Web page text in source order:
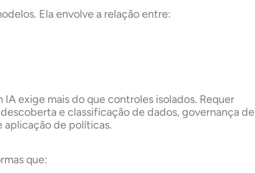
Ela envolve a relação entre:
exige mais do que controles isolados. Requer
e classificação de dados, governança de
aplicação de políticas.
que: